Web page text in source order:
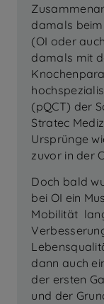
damals
(OI oder
damals mit
(pQCT) der
Stratec
Ursprünge
zuvor in der
Doch bald
bei OI ein
Mobilität
dann auch
der ersten
und der